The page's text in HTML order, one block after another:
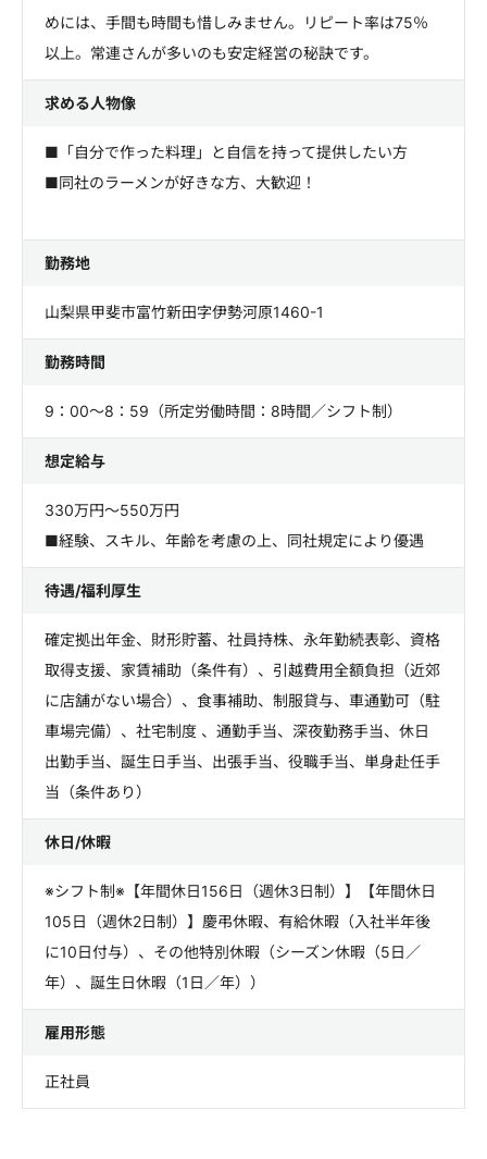
めには、手間も時間も惜しみません。リピート率は75％
以上。常連さんが多いのも安定経営の秘訣です。
求める人物像
■「自分で作った料理」と自信を持って提供したい方
■同社のラーメンが好きな方、大歓迎！
勤務地
山梨県甲斐市富竹新田字伊勢河原1460-1
勤務時間
9：00～8：59（所定労働時間：8時間／シフト制）
想定給与
330万円～550万円
■経験、スキル、年齢を考慮の上、同社規定により優遇
待遇/福利厚生
確定拠出年金、財形貯蓄、社員持株、永年勤続表彰、資格
取得支援、家賃補助（条件有）、引越費用全額負担（近郊
に店舗がない場合）、食事補助、制服貸与、車通勤可（駐
車場完備）、社宅制度 、通勤手当、深夜勤務手当、休日
出勤手当、誕生日手当、出張手当、役職手当、単身赴任手
当（条件あり）
休日/休暇
※シフト制※【年間休日156日（週休3日制）】【年間休日
105日（週休2日制）】慶弔休暇、有給休暇（入社半年後
に10日付与）、その他特別休暇（シーズン休暇（5日／
年）、誕生日休暇（1日／年））
雇用形態
正社員